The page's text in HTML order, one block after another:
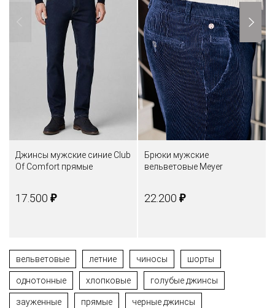
Джинсы мужские синие Club
Of Comfort прямые
17.500 ₽
Брюки мужские
вельветовые Meyer
22.200 ₽
вельветовые летние чиносы шорты
однотонные хлопковые голубые джинсы
зауженные прямые черные джинсы